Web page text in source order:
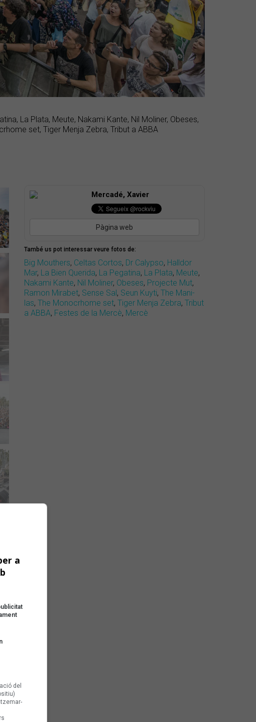
La Plata, Meute, Nakami Kante, Nil Moliner, Obeses,
set, Tiger Menja Zebra, Tribut a ABBA
Mercadé, Xavier
Pàgina web
També us pot interessar veure fotos de:
Big Mouthers, Celtas Cortos, Dr Calypso, Halldor
Mar, La Bien Querida, La Pegatina, La Plata, Meute,
Nakami Kante, Nil Moliner, Obeses, Projecte Mut,
Ramon Mirabet, Sense Sal, Seun Kuyti, The Mani-
las, The Monocrhome set, Tiger Menja Zebra, Tribut
a ABBA, Festes de la Mercè, Mercè
a
del